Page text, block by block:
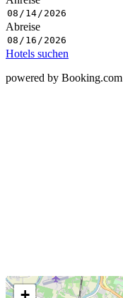
Abreise
Hotels suchen
powered by Booking.com